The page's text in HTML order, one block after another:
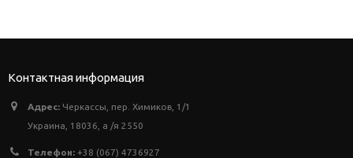
Контактная информация
Адрес: Черкассы, пер. Химиков, 1/1
Украина, 18036, а /я 2550
Телефон: +38 (067) 4736927